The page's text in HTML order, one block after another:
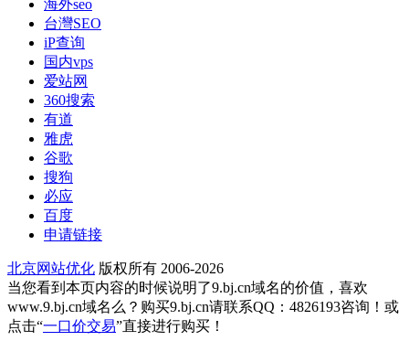
海外seo
台灣SEO
iP查询
国内vps
爱站网
360搜索
有道
雅虎
谷歌
搜狗
必应
百度
申请链接
北京网站优化 版权所有 2006-2026
当您看到本页内容的时候说明了9.bj.cn域名的价值，喜欢
www.9.bj.cn域名么？购买9.bj.cn请联系QQ：4826193咨询！或
点击“一口价交易”直接进行购买！